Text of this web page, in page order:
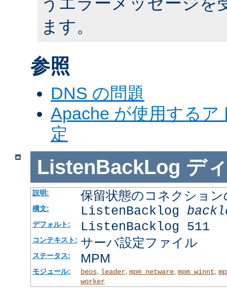
ます。
参照
DNS の問題
Apache が使用する
定
ListenBackLog デ
説明: 保留状態のコネクショ
構文: ListenBacklog
デフォルト: ListenBacklog 511
コンテキスト: サーバ設定ファイル
ステータス: MPM
モジュール: beos, leader, mpm_netware, mpm_winnt,
worker